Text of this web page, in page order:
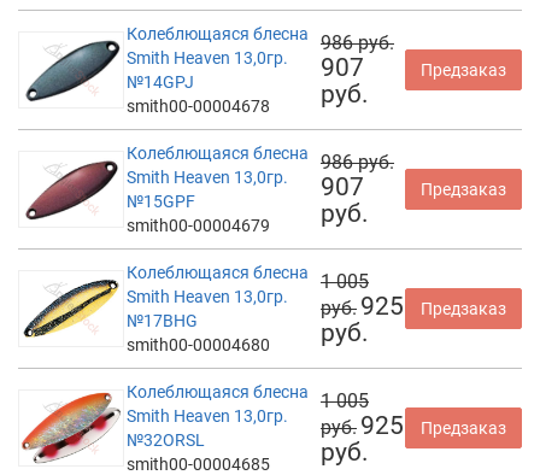
Колеблющаяся блесна
Smith Heaven 13,0гр.
№14GPJ
smith00-00004678
986 руб.
907
руб.
Предзаказ
Колеблющаяся блесна
Smith Heaven 13,0гр.
№15GPF
smith00-00004679
986 руб.
907
руб.
Предзаказ
Колеблющаяся блесна
Smith Heaven 13,0гр.
№17BHG
smith00-00004680
1 005
руб. 925
руб.
Предзаказ
Колеблющаяся блесна
Smith Heaven 13,0гр.
№32ORSL
smith00-00004685
1 005
руб. 925
руб.
Предзаказ